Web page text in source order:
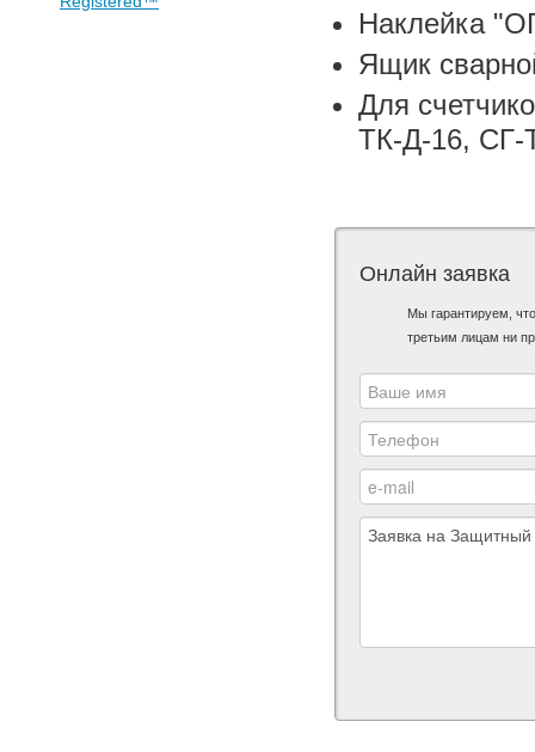
Наклейка
Ящик
Для
ТК-Д-16, СГ-
Онлайн заявка
Мы гарантируем,
третьим лицам ни